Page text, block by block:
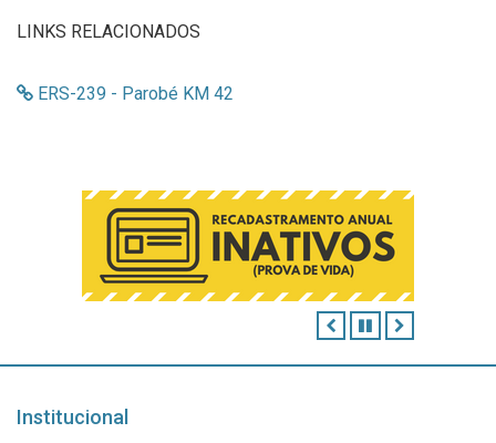
LINKS RELACIONADOS
ERS-239 - Parobé KM 42
ANTERIOR
PAUSAR
Institucional